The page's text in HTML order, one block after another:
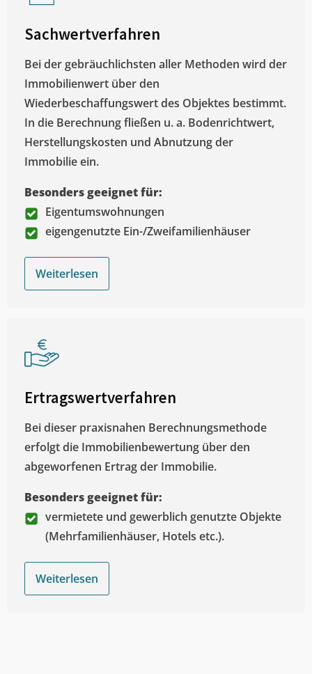
Sachwertverfahren
Bei der gebräuchlichsten aller Methoden wird der
Immobilienwert über den
Wiederbeschaffungswert des Objektes bestimmt.
In die Berechnung fließen u. a. Bodenrichtwert,
Herstellungskosten und Abnutzung der
Immobilie ein.
Besonders geeignet für:
Eigentumswohnungen
eigengenutzte Ein-/Zweifamilienhäuser
Weiterlesen
Ertragswertverfahren
Bei dieser praxisnahen Berechnungsmethode
erfolgt die Immobilienbewertung über den
abgeworfenen Ertrag der Immobilie.
Besonders geeignet für:
vermietete und gewerblich genutzte Objekte
(Mehrfamilienhäuser, Hotels etc.).
Weiterlesen